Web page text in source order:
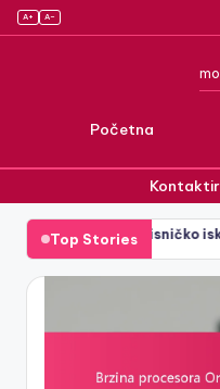
A+ A–
Početna
Top Stories
i korisničko iskustvo